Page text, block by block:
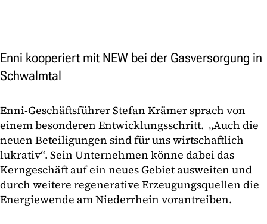
Enni kooperiert mit NEW bei der Gasversorgung in
Schwalmtal
Enni-Geschäftsführer Stefan Krämer sprach von
einem besonderen Entwicklungsschritt. „Auch die
neuen Beteiligungen sind für uns wirtschaftlich
lukrativ“. Sein Unternehmen könne dabei das
Kerngeschäft auf ein neues Gebiet ausweiten und
durch weitere regenerative Erzeugungsquellen die
Energiewende am Niederrhein vorantreiben.